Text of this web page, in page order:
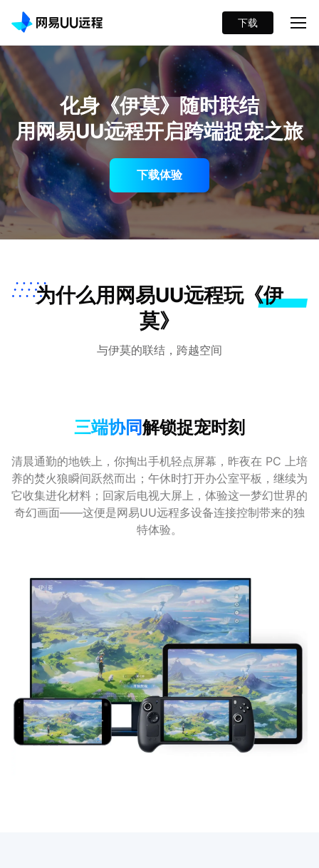
下载
化身《伊莫》随时联结
用网易UU远程开启跨端捉宠之旅
下载体验
为什么用网易UU远程玩《伊
莫》
与伊莫的联结，跨越空间
三端协同解锁捉宠时刻
清晨通勤的地铁上，你掏出手机轻点屏幕，昨夜在 PC 上培
养的焚火狼瞬间跃然而出；午休时打开办公室平板，继续为
它收集进化材料；回家后电视大屏上，体验这一梦幻世界的
奇幻画面——这便是网易UU远程多设备连接控制带来的独
特体验。